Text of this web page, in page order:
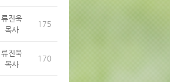
류진욱
목사
175
류진욱
목사
170